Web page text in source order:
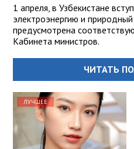
1 апреля, в Узбекистане
электроэнергию и
предусмотрена
Кабинета министров.
ЧИТАТЬ
ЛУЧШЕЕ